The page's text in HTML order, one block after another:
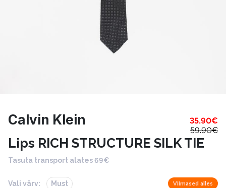
Calvin Klein 35.90€
59.90€
Lips RICH STRUCTURE SILK TIE
Tasuta transport alates 69€
Vali värv: Must Viimased alles